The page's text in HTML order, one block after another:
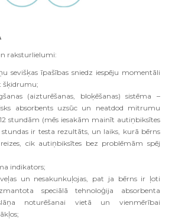
raksturlielumi:
sevišķas īpašības sniedz iespēju momentāli
šķidrumu;
(aizturēšanas, bloķēšanas) sistēma –
absorbents uzsūc un neatdod mitrumu
stundām (mēs iesakām mainīt autiņbiksītes
stundas ir testa rezultāts, un laiks, kurā bērns
cik autiņbiksītes bez problēmām spēj
indikators;
un nesakunkuļojas, pat ja bērns ir ļoti
speciālā tehnoloģija absorbenta
noturēšanai vietā un vienmērībai